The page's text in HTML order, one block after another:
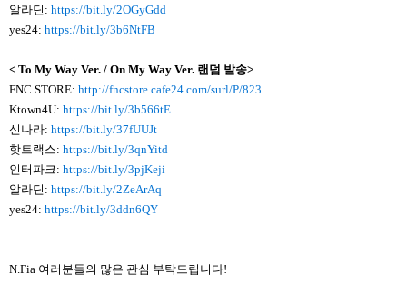
알라딘: https://bit.ly/2OGyGdd
yes24: https://bit.ly/3b6NtFB
< To My Way Ver. / On My Way Ver. 랜덤 발송>
FNC STORE: http://fncstore.cafe24.com/surl/P/823
Ktown4U: https://bit.ly/3b566tE
신나라: https://bit.ly/37fUUJt
핫트랙스: https://bit.ly/3qnYitd
인터파크: https://bit.ly/3pjKeji
알라딘: https://bit.ly/2ZeArAq
yes24: https://bit.ly/3ddn6QY
N.Fia 여러분들의 많은 관심 부탁드립니다!